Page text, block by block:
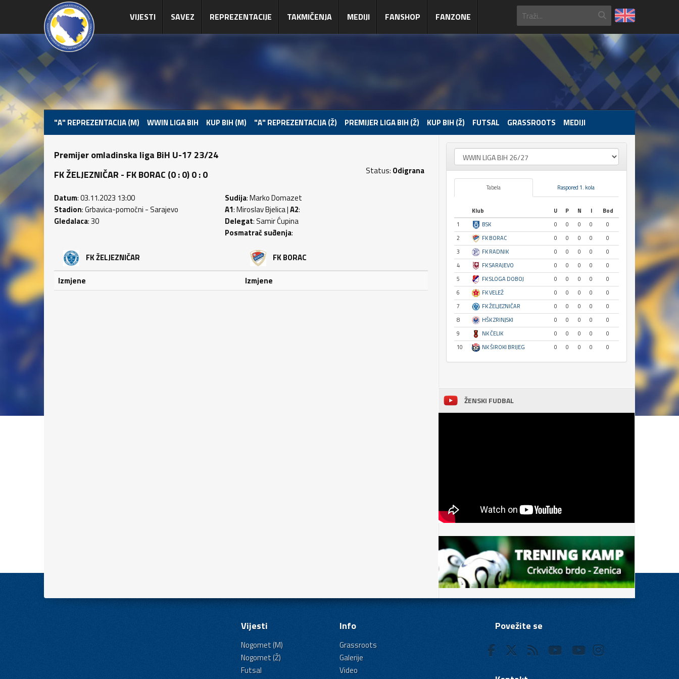
VIJESTI SAVEZ REPREZENTACIJE TAKMIČENJA MEDIJI FANSHOP FANZONE
"A" REPREZENTACIJA (M) WWIN LIGA BIH KUP BIH (M) "A" REPREZENTACIJA (Ž) PREMIJER LIGA BIH (Ž) KUP BIH (Ž) FUTSAL GRASSROOTS MEDIJI
Premijer omladinska liga BiH U-17 23/24
FK ŽELJEZNIČAR - FK BORAC (0 : 0) 0 : 0
Status: Odigrana
Datum: 03.11.2023 13:00
Stadion: Grbavica-pomočni - Sarajevo
Gledalaca: 30
Sudija: Marko Domazet
A1: Miroslav Bjelica |A2:
Delegat: Samir Ćupina
Posmatrač suđenja:
FK ŽELJEZNIČAR
Izmjene
FK BORAC
Izmjene
Tabela Raspored 1. kola
Klub U P N I
Bod
1
BSK 0 0 0 0
0
2
FK BORAC 0 0 0 0
0
3
FK RADNIK 0 0 0 0
0
4
FK SARAJEVO 0 0 0 0
0
5
FK SLOGA DOBOJ 0 0 0 0
0
6
FK VELEŽ 0 0 0 0
0
7
FK ŽELJEZNIČAR 0 0 0 0
0
8
HŠK ZRINJSKI 0 0 0 0
0
9
NK ČELIK 0 0 0 0
0
10
NK ŠIROKI BRIJEG 0 0 0 0 0
ŽENSKI FUDBAL
Vijesti
Nogomet (M)
Nogomet (Ž)
Futsal
Info
Grassroots
Galerije
Video
Povežite se